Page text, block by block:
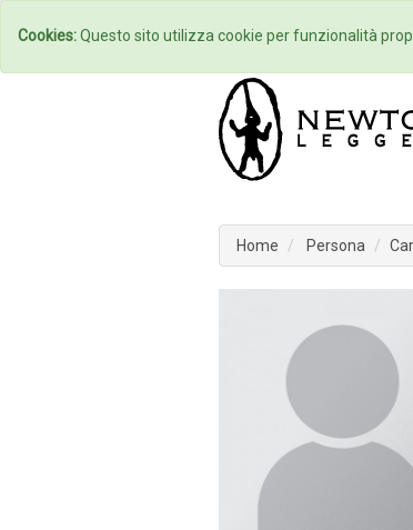
Home
Home Persona
Cookies:Questo sito utilizza cookie per funzionalità